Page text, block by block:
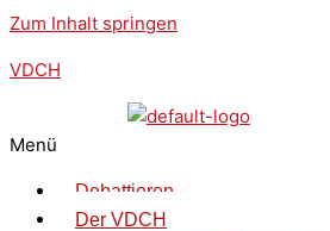
Zum Inhalt springen
VDCH
Menü
Debattieren
Der VDCH